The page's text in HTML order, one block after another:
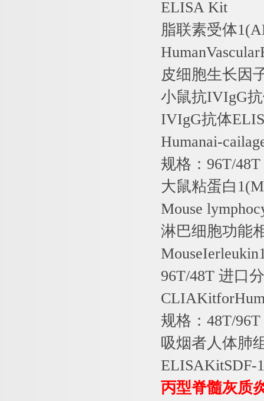
ELISA Kit
脂联素受体
皮细胞生长因
小鼠抗IVIgG
IVIgG抗体
Humanai-
规格： 96T/48T
大鼠粘蛋白
Mouse
淋巴细胞功能
96T/48T 进口
规格： 48T/96T
吸烟者人体肺
ELISAKitSDF-1
丙型脊髓灰质